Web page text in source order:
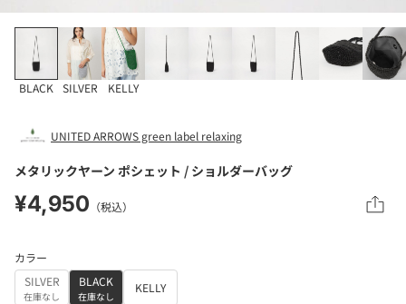
BLACK SILVER KELLY
UNITED ARROWS green label relaxing
メタリックヤーン ポシェット / ショルダーバッグ
¥4,950 （税込）
カラー
SILVER
在庫なし
BLACK
在庫なし
KELLY